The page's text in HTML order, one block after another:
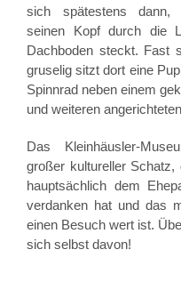
sich spätestens dann,
seinen Kopf durch die
Dachboden steckt. Fast
gruselig sitzt dort eine
Spinnrad neben einem
und weiteren
Das Kleinhäusler-
großer kultureller Schatz,
hauptsächlich dem
verdanken hat und das
einen Besuch wert ist.
sich selbst davon!